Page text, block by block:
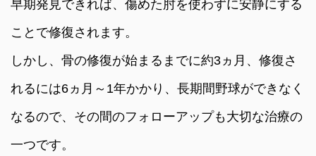
早期発見できれば、傷めた肘を使わずに安静にする
ことで修復されます。
しかし、骨の修復が始まるまでに約3ヵ月、修復さ
れるには6ヵ月～1年かかり、長期間野球ができなく
なるので、その間のフォローアップも大切な治療の
一つです。